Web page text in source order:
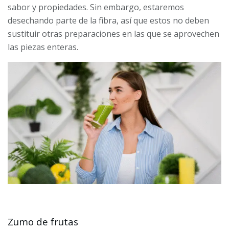
sabor y propiedades. Sin embargo, estaremos
desechando parte de la fibra, así que estos no deben
sustituir otras preparaciones en las que se aprovechen
las piezas enteras.
Zumo de frutas